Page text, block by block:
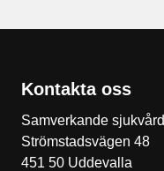
Kontakta oss
Samverkande sjukvård
Strömstadsvägen 48
451 50 Uddevalla